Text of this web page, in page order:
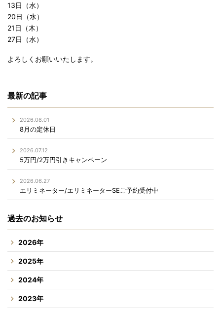
13日（水）
20日（水）
21日（木）
27日（水）
よろしくお願いいたします。
最新の記事
2026.08.01
8月の定休日
2026.07.12
5万円/2万円引きキャンペーン
2026.06.27
エリミネーター/エリミネーターSEご予約受付中
過去のお知らせ
2026年
2025年
2024年
2023年